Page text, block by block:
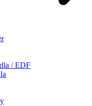
/ EDF